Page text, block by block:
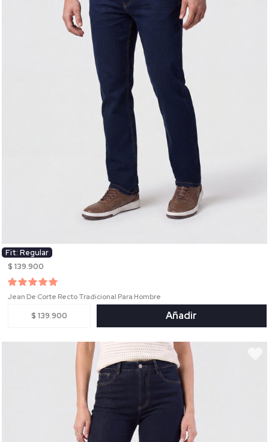
Fit: Regular
$ 139.900
Jean De Corte Recto Tradicional Para Hombre
$ 139.900 Añadir